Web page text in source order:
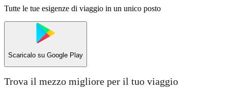
Tutte le tue esigenze di viaggio in un unico posto
Scaricalo su Google Play
Trova il mezzo migliore per il tuo viaggio